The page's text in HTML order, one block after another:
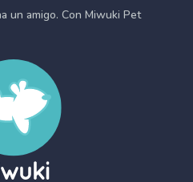
un amigo. Con Miwuki Pet